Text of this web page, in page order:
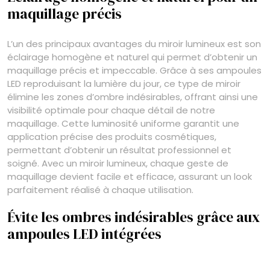
maquillage précis
L’un des principaux avantages du miroir lumineux est son
éclairage homogène et naturel qui permet d’obtenir un
maquillage précis et impeccable. Grâce à ses ampoules
LED reproduisant la lumière du jour, ce type de miroir
élimine les zones d’ombre indésirables, offrant ainsi une
visibilité optimale pour chaque détail de notre
maquillage. Cette luminosité uniforme garantit une
application précise des produits cosmétiques,
permettant d’obtenir un résultat professionnel et
soigné. Avec un miroir lumineux, chaque geste de
maquillage devient facile et efficace, assurant un look
parfaitement réalisé à chaque utilisation.
Évite les ombres indésirables grâce aux
ampoules LED intégrées